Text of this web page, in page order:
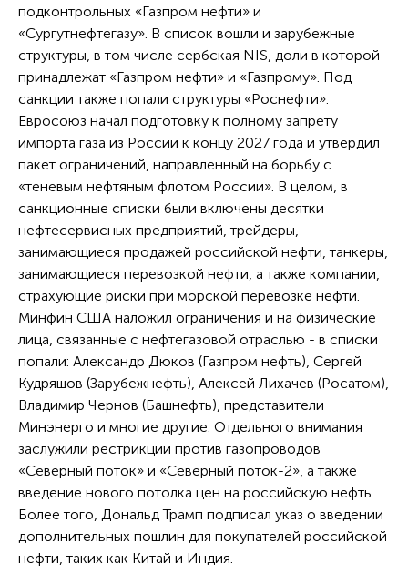
подконтрольных «Газпром нефти» и
«Сургутнефтегазу». В список вошли и зарубежные
структуры, в том числе сербская NIS, доли в которой
принадлежат «Газпром нефти» и «Газпрому». Под
санкции также попали структуры «Роснефти».
Евросоюз начал подготовку к полному запрету
импорта газа из России к концу 2027 года и утвердил
пакет ограничений, направленный на борьбу с
«теневым нефтяным флотом России». В целом, в
санкционные списки были включены десятки
нефтесервисных предприятий, трейдеры,
занимающиеся продажей российской нефти, танкеры,
занимающиеся перевозкой нефти, а также компании,
страхующие риски при морской перевозке нефти.
Минфин США наложил ограничения и на физические
лица, связанные с нефтегазовой отраслью - в списки
попали: Александр Дюков (Газпром нефть), Сергей
Кудряшов (Зарубежнефть), Алексей Лихачев (Росатом),
Владимир Чернов (Башнефть), представители
Минэнерго и многие другие. Отдельного внимания
заслужили рестрикции против газопроводов
«Северный поток» и «Северный поток-2», а также
введение нового потолка цен на российскую нефть.
Более того, Дональд Трамп подписал указ о введении
дополнительных пошлин для покупателей российской
нефти, таких как Китай и Индия.